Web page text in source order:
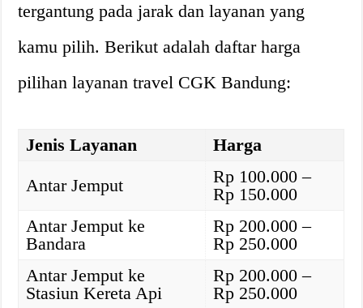
tergantung pada jarak dan layanan yang
kamu pilih. Berikut adalah daftar harga
pilihan layanan travel CGK Bandung:
Jenis Layanan
Harga
Antar Jemput
Rp 100.000 –
Rp 150.000
Antar Jemput ke
Bandara
Rp 200.000 –
Rp 250.000
Antar Jemput ke
Stasiun Kereta Api
Rp 200.000 –
Rp 250.000